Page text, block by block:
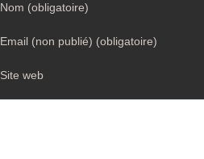
Nom (obligatoire)
Email (non publié) (obligatoire)
Site web